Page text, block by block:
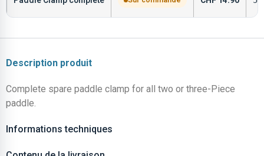
Description produit
Complete spare paddle clamp for all two or three-Piece
paddle.
Informations techniques